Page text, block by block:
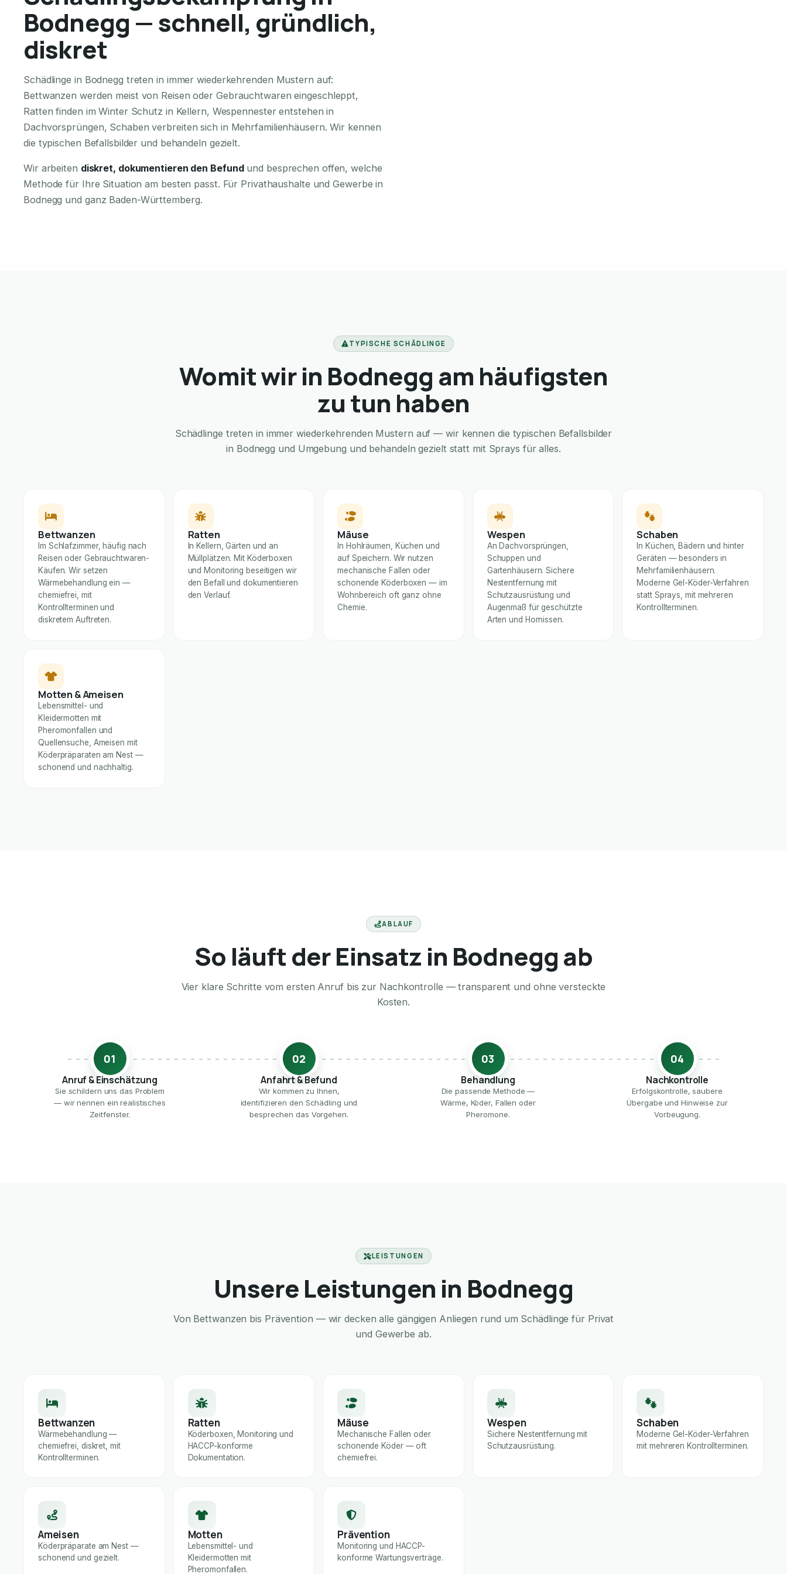
Bodnegg — schnell, gründlich,
diskret
Schädlinge in Bodnegg treten in immer wiederkehrenden Mustern auf:
Bettwanzen werden meist von Reisen oder Gebrauchtwaren eingeschleppt,
Ratten finden im Winter Schutz in Kellern, Wespennester entstehen in
Dachvorsprüngen, Schaben verbreiten sich in Mehrfamilienhäusern. Wir kennen
die typischen Befallsbilder und behandeln gezielt.
Wir arbeiten diskret, dokumentieren den Befundund besprechen offen, welche
Methode für Ihre Situation am besten passt. Für Privathaushalte und Gewerbe in
Bodnegg und ganz Baden-Württemberg.
TYPISCHE SCHÄDLINGE
Womit wir in Bodnegg am häufigsten
zu tun haben
Schädlinge treten in immer wiederkehrenden Mustern auf — wir kennen die typischen Befallsbilder
in Bodnegg und Umgebung und behandeln gezielt statt mit Sprays für alles.
Bettwanzen
Im Schlafzimmer, häufig nach
Reisen oder Gebrauchtwaren-
Käufen. Wir setzen
Wärmebehandlung ein —
chemiefrei, mit
Kontrollterminen und
diskretem Auftreten.
Ratten
In Kellern, Gärten und an
Müllplätzen. Mit Köderboxen
und Monitoring beseitigen wir
den Befall und dokumentieren
den Verlauf.
Mäuse
In Hohlräumen, Küchen und
auf Speichern. Wir nutzen
mechanische Fallen oder
schonende Köderboxen — im
Wohnbereich oft ganz ohne
Chemie.
Wespen
An Dachvorsprüngen,
Schuppen und
Gartenhäusern. Sichere
Nestentfernung mit
Schutzausrüstung und
Augenmaß für geschützte
Arten und Hornissen.
Schaben
In Küchen, Bädern und hinter
Geräten — besonders in
Mehrfamilienhäusern.
Moderne Gel-Köder-Verfahren
statt Sprays, mit mehreren
Kontrollterminen.
Motten & Ameisen
Lebensmittel- und
Kleidermotten mit
Pheromonfallen und
Quellensuche, Ameisen mit
Köderpräparaten am Nest —
schonend und nachhaltig.
ABLAUF
So läuft der Einsatz in Bodnegg ab
Vier klare Schritte vom ersten Anruf bis zur Nachkontrolle — transparent und ohne versteckte
Kosten.
01
Anruf & Einschätzung
Sie schildern uns das Problem
— wir nennen ein realistisches
Zeitfenster.
02
Anfahrt & Befund
Wir kommen zu Ihnen,
identifizieren den Schädling und
besprechen das Vorgehen.
03
Behandlung
Die passende Methode —
Wärme, Köder, Fallen oder
Pheromone.
04
Nachkontrolle
Erfolgskontrolle, saubere
Übergabe und Hinweise zur
Vorbeugung.
LEISTUNGEN
Unsere Leistungen in Bodnegg
Von Bettwanzen bis Prävention — wir decken alle gängigen Anliegen rund um Schädlinge für Privat
und Gewerbe ab.
Bettwanzen
Wärmebehandlung —
chemiefrei, diskret, mit
Kontrollterminen.
Ratten
Köderboxen, Monitoring und
HACCP-konforme
Dokumentation.
Mäuse
Mechanische Fallen oder
schonende Köder — oft
chemiefrei.
Wespen
Sichere Nestentfernung mit
Schutzausrüstung.
Schaben
Moderne Gel-Köder-Verfahren
mit mehreren Kontrollterminen.
Ameisen
Köderpräparate am Nest —
schonend und gezielt.
Motten
Lebensmittel- und
Kleidermotten mit
Pheromonfallen.
Prävention
Monitoring und HACCP-
konforme Wartungsverträge.